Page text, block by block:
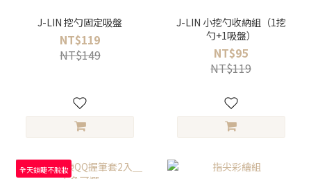
J-LIN 挖勺固定吸盤
NT$119
NT$149
J-LIN 小挖勺收納組（1挖
勺+1吸盤）
NT$95
NT$119
全天鎖睫不脫妝